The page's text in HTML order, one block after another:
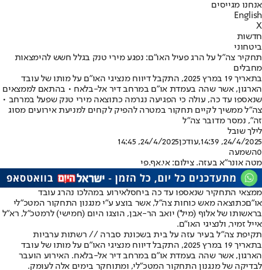
אנחנו מגייסים
English
X
חדשות
ביטחוני
תחקיר צה"ל על הרג פעיל האו"ם: נפגע מירי טנק בגלל חשש להימצאות
מחבלים
בתאריך 19 במרץ 2025, התקבל דיווח מנציגי האו״ם על מותו של עובד
הארגון, אשר שהה בעמדת או״ם במרחב דיר אל-בלאח • בהתאם לממצאים
שנאספו עד כה, עולה כי הפגיעה נגרמה כתוצאה מירי טנק שפעל במרחב •
צה״ל ממשיך לקיים תחקור במטרה להפיק לקחים למניעת אירועים מסוג
זה", נמסר מדובר צה"ל
לילך שובל
24/4/2025, 14:39
,עודכן24/4/2025, 14:45
0השמעה
מטה אונר"א בעזה. צילום: אי.אף.פי
ממצאי התחקיר שנאספו עד כה ביחסלאירוע במהלכו נהרג עובד
או״םכתוצאה מאש כוחות צה"ל, אשר בוצע ע"י מנגנון התחקור המטכ"לי
בראשותו של אלוף (מיל') יואב הר-אבן, הוצגו היום (חמישי) לרמטכ"ל, רא"ל
אייל זמיר, ולנציגי האו״ם.
תקיפת צה"ל בעיר עזה על בית בשכונת סברה // רשתות ערביות
בתאריך 19 במרץ 2025, התקבל דיווח מנציגי האו״ם על מותו של עובד
הארגון, אשר שהה בעמדת או״ם במרחב דיר אל-בלאח. האירוע הועבר
לבדיקה של מנגנון התחקור המטכ״לי, ומתוחקר בימים אלה לעומק.